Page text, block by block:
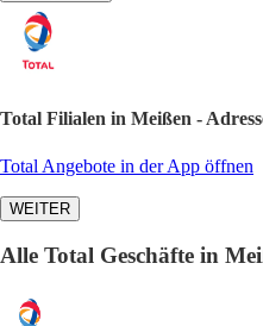
Total Filialen in Meißen -
Total Angebote in der App öffnen
WEITER
Alle Total Geschäfte in